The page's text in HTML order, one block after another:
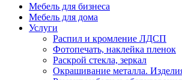
Мебель для бизнеса
Мебель для дома
Услуги
Распил и кромление ЛДСП
Фотопечать, наклейка пленок
Раскрой стекла, зеркал
Окрашивание металла.